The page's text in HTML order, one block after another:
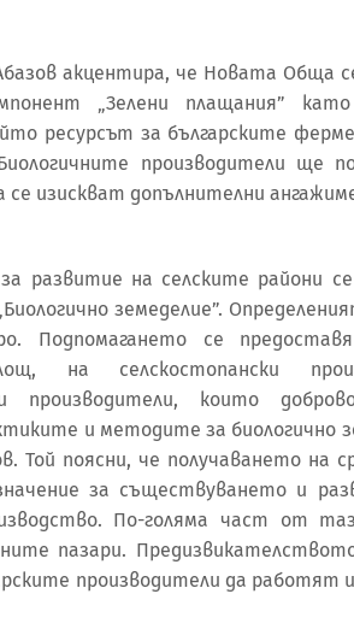
акцентира, че Новата Обща
„Зелени плащания”
ресурсът за българските
производители ще
се изискват допълнителни
развитие на селските райони
земеделие”.
Подпомагането се
на селскостопански
производители, които
и методите за биологично
Той поясни, че получаването на
за съществуването и
По-голяма част от
пазари.
производители да работят и